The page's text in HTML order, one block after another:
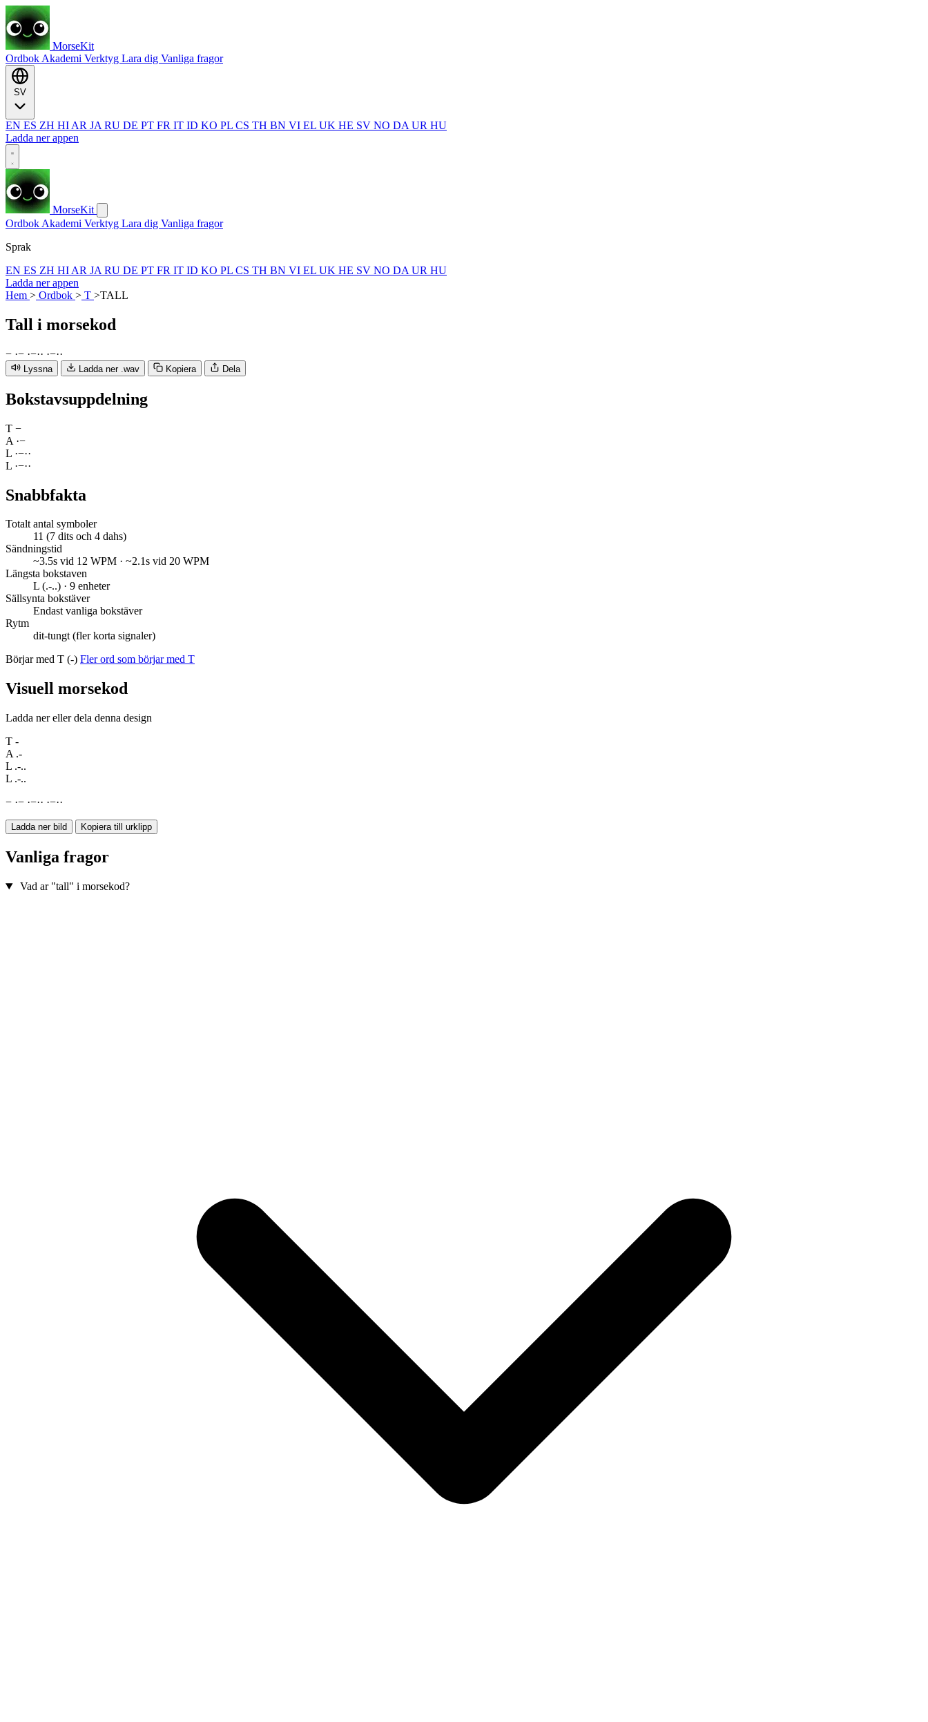
MorseKit
Ordbok Akademi Verktyg Lara dig Vanliga fragor
EN ES ZH HI AR JA RU DE PT FR IT ID KO PL CS TH BN VI EL UK HE SV NO DA UR HU
Ladda ner appen
MorseKit
Ordbok Akademi Verktyg Lara dig Vanliga fragor
Sprak
EN ES ZH HI AR JA RU DE PT FR IT ID KO PL CS TH BN VI EL UK HE SV NO DA UR HU
Ladda ner appen
Hem > Ordbok > T >TALL
Tall i morsekod
− ·− ·−·· ·−··
Lyssna Ladda ner .wav Kopiera Dela
Bokstavsuppdelning
T −
A ·−
L ·−··
L ·−··
Snabbfakta
Totalt antal symboler
11 (7 dits och 4 dahs)
Sändningstid
~3.5s vid 12 WPM · ~2.1s vid 20 WPM
Längsta bokstaven
L (.-..) · 9 enheter
Sällsynta bokstäver
Endast vanliga bokstäver
Rytm
dit-tungt (fler korta signaler)
Börjar med T (-) Fler ord som börjar med T
Visuell morsekod
Ladda ner eller dela denna design
T -
A .-
L .-..
L .-..
− ·− ·−·· ·−··
Ladda ner bild Kopiera till urklipp
Vanliga fragor
Vad ar "tall" i morsekod?